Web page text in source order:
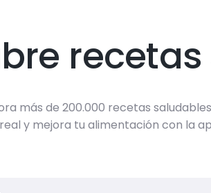
más de 200.000 recetas
real y mejora tu alimentación con la